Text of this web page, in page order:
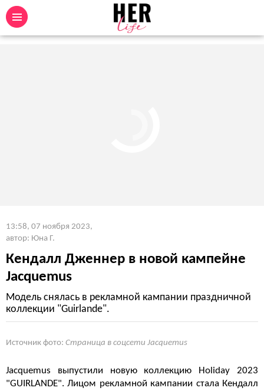
13:58, 07 ноября 2023,
автор: Юна Г.
Кендалл Дженнер в новой кампейне
Jacquemus
Модель снялась в рекламной кампании праздничной
коллекции "Guirlande".
Источник фото: Страница в соцсети Jacquemus
Jacquemus выпустили новую коллекцию Holiday 2023
"GUIRLANDE". Лицом рекламной кампании стала Кендалл